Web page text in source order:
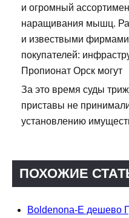
и огромный
наращивания мышц.
и извествыми
покупателей:
Пропионат Орск могут
За это время суды
приставы не
установлению
ПОХОЖИЕ
Boldenona-E дешево